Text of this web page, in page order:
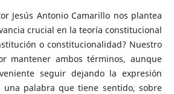
Jesús Antonio Camarillo nos plantea
crucial en la teoría constitucional
o constitucionalidad? Nuestro
mantener ambos términos, aunque
seguir dejando la expresión
una palabra que tiene sentido, sobre